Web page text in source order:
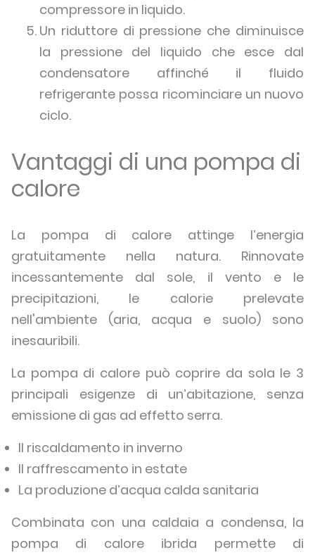
compressore in liquido.
Un riduttore di pressione che diminuisce
la pressione del liquido che esce dal
condensatore affinché il fluido
refrigerante possa ricominciare un nuovo
ciclo.
Vantaggi di una pompa di
calore
La pompa di calore attinge l’energia
gratuitamente nella natura. Rinnovate
incessantemente dal sole, il vento e le
precipitazioni, le calorie prelevate
nell'ambiente (aria, acqua e suolo) sono
inesauribili.
La pompa di calore può coprire da sola le 3
principali esigenze di un’abitazione, senza
emissione di gas ad effetto serra.
Il riscaldamento in inverno
Il raffrescamento in estate
La produzione d’acqua calda sanitaria
Combinata con una caldaia a condensa, la
pompa di calore ibrida permette di